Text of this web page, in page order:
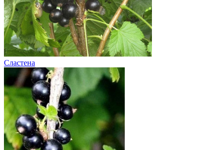
Сластена